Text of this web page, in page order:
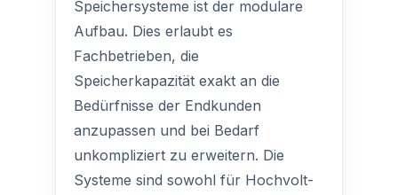
Speichersysteme ist der modulare
Aufbau. Dies erlaubt es
Fachbetrieben, die
Speicherkapazität exakt an die
Bedürfnisse der Endkunden
anzupassen und bei Bedarf
unkompliziert zu erweitern. Die
Systeme sind sowohl für Hochvolt-